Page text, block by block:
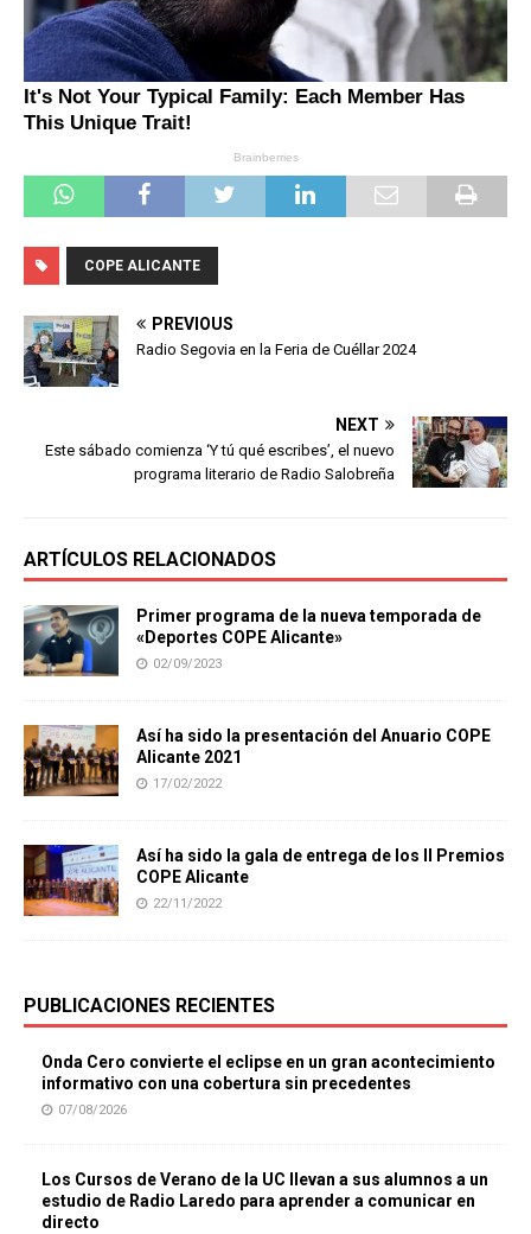
COPE ALICANTE
PREVIOUS
Radio Segovia en la Feria de Cuéllar 2024
NEXT
Este sábado comienza ‘Y tú qué escribes’, el nuevo
programa literario de Radio Salobreña
ARTÍCULOS RELACIONADOS
Primer programa de la nueva temporada de
«Deportes COPE Alicante»
02/09/2023
Así ha sido la presentación del Anuario COPE
Alicante 2021
17/02/2022
Así ha sido la gala de entrega de los II Premios
COPE Alicante
22/11/2022
PUBLICACIONES RECIENTES
Onda Cero convierte el eclipse en un gran acontecimiento
informativo con una cobertura sin precedentes
07/08/2026
Los Cursos de Verano de la UC llevan a sus alumnos a un
estudio de Radio Laredo para aprender a comunicar en
directo